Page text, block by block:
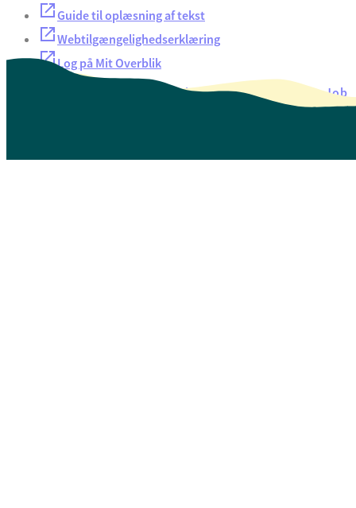
Guide til oplæsning af tekst
Webtilgængelighedserklæring
Log på Mit Overblik
Oversigt over selvbetjeningJob